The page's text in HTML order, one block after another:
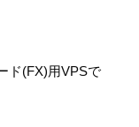
ド(FX)用VPSで